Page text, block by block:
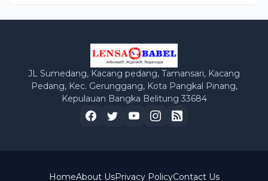
JL Sumedang, Kacang pedang, Tamansari, Kacang
Pedang, Kec. Gerunggang, Kota Pangkal Pinang,
Kepulauan Bangka Belitung 33684
HomeAbout UsPrivacy PolicyContact Us